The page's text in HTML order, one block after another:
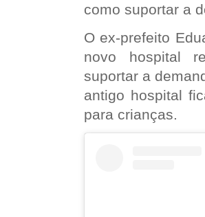
como suportar a
O ex-prefeito
novo hospital
suportar a
antigo hospital
para crianças.